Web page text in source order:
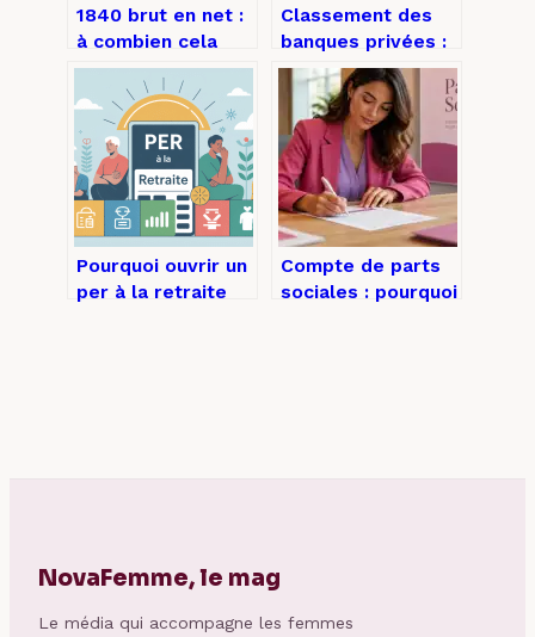
1840 brut en net :
à combien cela
correspond
vraiment sur votre
fiche de paie ?
Classement des
banques privées :
comprendre,
comparer et bien
choisir
Pourquoi ouvrir un
per à la retraite
Compte de parts
sociales : pourquoi
NovaFemme, le mag
Le média qui accompagne les femmes